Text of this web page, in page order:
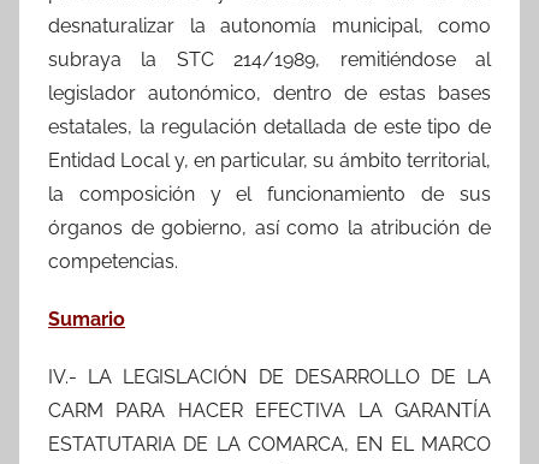
desnaturalizar la autonomía municipal, como
subraya la STC 214/1989, remitiéndose al
legislador autonómico, dentro de estas bases
estatales, la regulación detallada de este tipo de
Entidad Local y, en particular, su ámbito territorial,
la composición y el funcionamiento de sus
órganos de gobierno, así como la atribución de
competencias.
Sumario
IV.- LA LEGISLACIÓN DE DESARROLLO DE LA
CARM PARA HACER EFECTIVA LA GARANTÍA
ESTATUTARIA DE LA COMARCA, EN EL MARCO